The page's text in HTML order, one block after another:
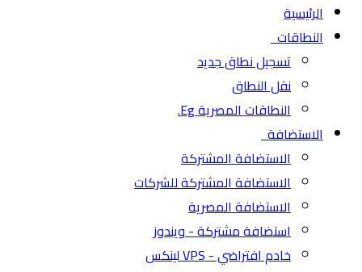
الرئيسية
النطاقات
تسجيل نطاق جديد
نقل النطاق
النطاقات المصرية Eg.
الاستضافة
الاستضافة المشتركة
الاستضافة المشتركة للشركات
الاستضافة المصرية
استضافة مشتركة - ويندوز
خادم افتراضي - VPS لينكس